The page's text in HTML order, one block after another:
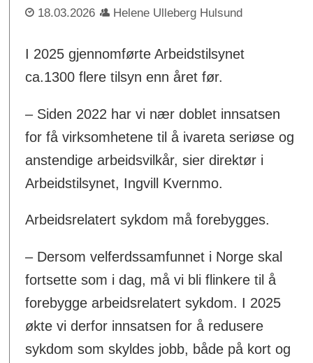
18.03.2026 Helene Ulleberg Hulsund
I 2025 gjennomførte Arbeidstilsynet
ca.1300 flere tilsyn enn året før.
– Siden 2022 har vi nær doblet innsatsen
for få virksomhetene til å ivareta seriøse og
anstendige arbeidsvilkår, sier direktør i
Arbeidstilsynet, Ingvill Kvernmo.
Arbeidsrelatert sykdom må forebygges.
– Dersom velferdssamfunnet i Norge skal
fortsette som i dag, må vi bli flinkere til å
forebygge arbeidsrelatert sykdom. I 2025
økte vi derfor innsatsen for å redusere
sykdom som skyldes jobb, både på kort og